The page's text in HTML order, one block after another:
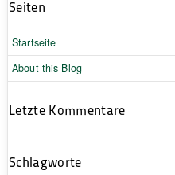
Seiten
Startseite
About this Blog
Letzte Kommentare
Schlagworte